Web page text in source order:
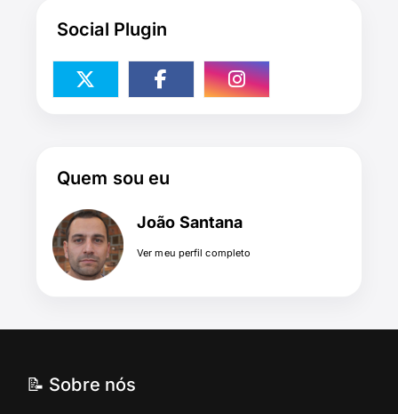
Social Plugin
Quem sou eu
João Santana
Ver meu perfil completo
📝 Sobre nós